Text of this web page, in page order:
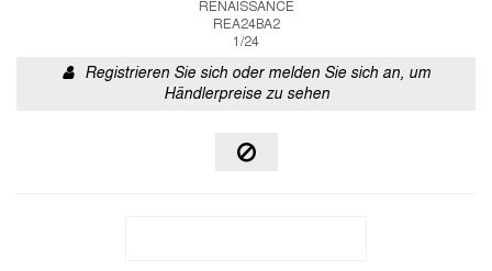
RENAISSANCE
REA24BA2
1/24
Registrieren Sie sich oder melden Sie sich an, um
Händlerpreise zu sehen